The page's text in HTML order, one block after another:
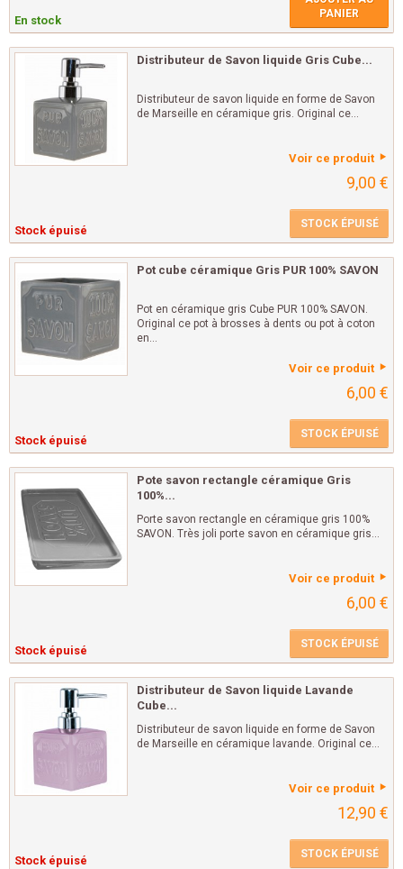
En stock
PANIER
Distributeur de Savon liquide Gris Cube...
Distributeur de savon liquide en forme de Savon
de Marseille en céramique gris. Original ce...
Voir ce produit
9,00 €
Stock épuisé STOCK ÉPUISÉ
Pot cube céramique Gris PUR 100% SAVON
Pot en céramique gris Cube PUR 100% SAVON.
Original ce pot à brosses à dents ou pot à coton
en...
Voir ce produit
6,00 €
Stock épuisé STOCK ÉPUISÉ
Pote savon rectangle céramique Gris
100%...
Porte savon rectangle en céramique gris 100%
SAVON. Très joli porte savon en céramique gris...
Voir ce produit
6,00 €
Stock épuisé STOCK ÉPUISÉ
Distributeur de Savon liquide Lavande
Cube...
Distributeur de savon liquide en forme de Savon
de Marseille en céramique lavande. Original ce...
Voir ce produit
12,90 €
Stock épuisé STOCK ÉPUISÉ